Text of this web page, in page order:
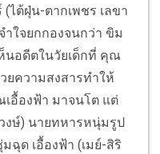
ไต้ฝุ่น-ตากเพชร เลขา
ใจยกกองจนกว่า ขิม
นอดีตในวัยเด็กที่ คุณ
ยความสงสารทำให้
อื้องฟ้า มาจนโต แต่
ษ์) นายทหารหนุ่มรูป
ฉุด เอื้องฟ้า (เมย์-สิริ